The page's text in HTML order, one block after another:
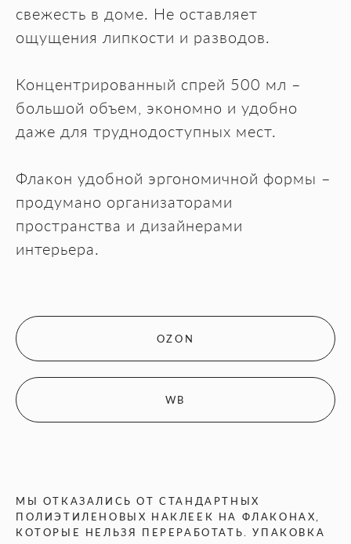
свежесть в доме. Не оставляет
ощущения липкости и разводов.
Концентрированный спрей 500 мл –
большой объем, экономно и удобно
даже для труднодоступных мест.
Флакон удобной эргономичной формы –
продумано организаторами
пространства и дизайнерами
интерьера.
OZON
WB
МЫ ОТКАЗАЛИСЬ ОТ СТАНДАРТНЫХ
ПОЛИЭТИЛЕНОВЫХ НАКЛЕЕК НА ФЛАКОНАХ,
КОТОРЫЕ НЕЛЬЗЯ ПЕРЕРАБОТАТЬ. УПАКОВКА